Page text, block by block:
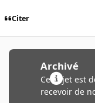
Citer
Archivé
Ce sujet est
recevoir de